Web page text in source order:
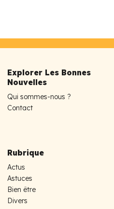
Explorer Les Bonnes
Nouvelles
Qui sommes-nous ?
Contact
Rubrique
Actus
Astuces
Bien être
Divers